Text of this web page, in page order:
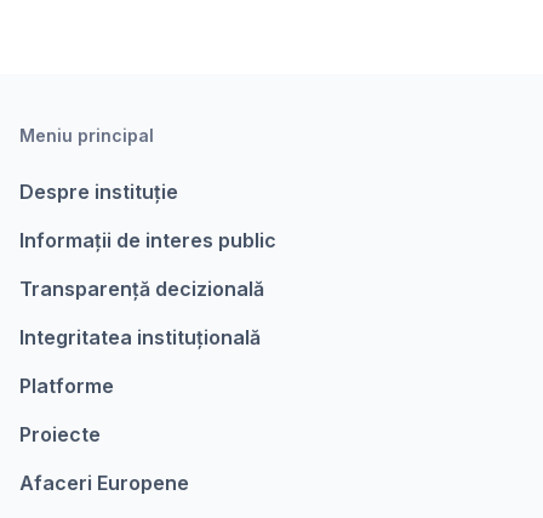
Meniu principal
Despre instituție
Informații de interes public
Transparență decizională
Integritatea instituțională
Platforme
Proiecte
Afaceri Europene